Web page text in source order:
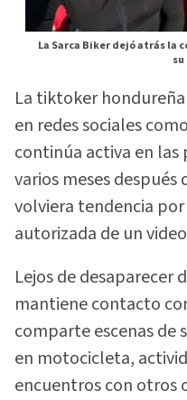
La Sarca Biker dejó atrás la
La tiktoker hondureña
en redes sociales como
continúa activa en
varios meses después
volviera tendencia
autorizada de un
Lejos de desaparecer
mantiene contacto
comparte escenas de
en motocicleta,
encuentros con otros